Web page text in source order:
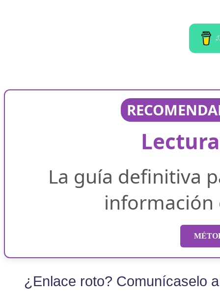
La guía definitiva
información
¿Enlace roto? Comunícaselo